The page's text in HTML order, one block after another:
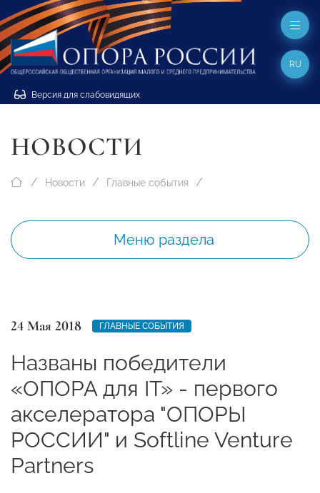
Версия для слабовидящих
RU
НОВОСТИ
Новости Главные события
Меню раздела
24 Мая 2018 ГЛАВНЫЕ СОБЫТИЯ
Названы победители
«ОПОРА для IT» - первого
акселератора "ОПОРЫ
РОССИИ" и Softline Venture
Partners